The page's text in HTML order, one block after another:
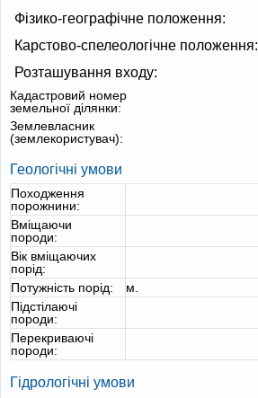
Фізико-географічне положення:
Карстово-спелеологічне положення:
Розташування входу:
Кадастровий номер
земельної ділянки:
Землевласник
(землекористувач):
Геологічні умови
Походження
порожнини:
Вміщаючи
породи:
Вік вміщаючих
порід:
Потужність порід:
м.
Підстілаючі
породи:
Перекриваючі
породи:
Гідрологічні умови